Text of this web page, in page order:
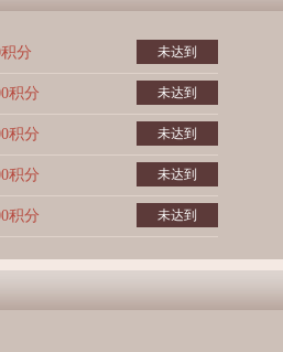
分 未达到
积分 未达到
积分 未达到
积分 未达到
积分 未达到